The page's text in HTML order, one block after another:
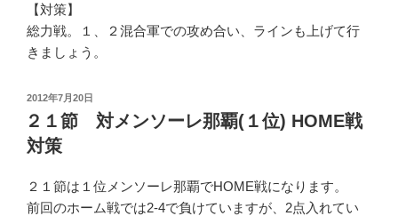
【対策】
総力戦。１、２混合軍での攻め合い、ラインも上げて行
きましょう。
投
稿
日:
2012年7月20日
２１節 対メンソーレ那覇(１位) HOME戦
対策
２１節は１位メンソーレ那覇でHOME戦になります。
前回のホーム戦では2-4で負けていますが、2点入れてい